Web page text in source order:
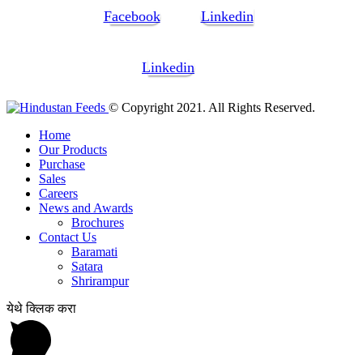
Facebook Linkedin
Linkedin
© Copyright 2021. All Rights Reserved.
Home
Our Products
Purchase
Sales
Careers
News and Awards
Brochures
Contact Us
Baramati
Satara
Shrirampur
येथे क्लिक करा